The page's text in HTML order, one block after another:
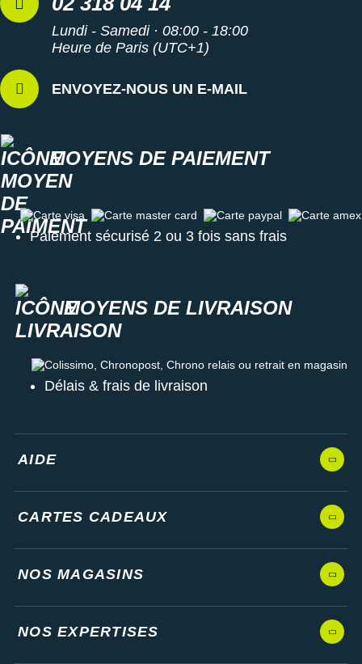
Les autres produits On-Running
Lundi - Samedi · 08:00 - 18:00
Heure de Paris (UTC+1)
ENVOYEZ-NOUS UN E-MAIL
MOYENS DE PAIEMENT
Carte visa Carte master card Carte paypal Carte amex
Paiement sécurisé 2 ou 3 fois sans frais
MOYENS DE LIVRAISON
Colissimo, Chronopost, Chrono relais ou retrait en magasin
Délais & frais de livraison
AIDE
CARTES CADEAUX
NOS MAGASINS
NOS EXPERTISES